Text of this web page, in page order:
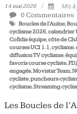
14 mai 2026 Mis à
0 Commentaires
Boucles de l'Aulne,
cyclisme 2026,calendrier
Cofidis équipe,côte de
courses UCI 1.1,cyclisme,
diffusion TV cyclisme,
favoris course cycliste,
engagés,Movistar Team,
cycliste,puncheurs
cyclisme,Streaming
Les Boucles de